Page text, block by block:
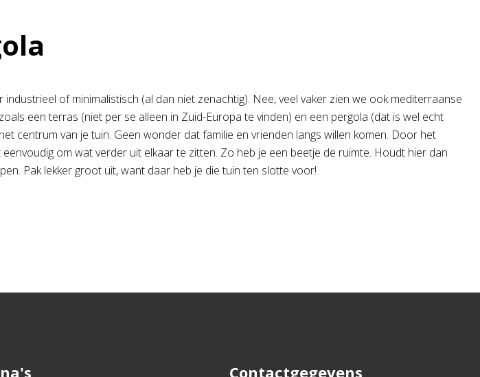
of minimalistisch (al dan niet zenachtig). Nee, veel vaker zien we ook mediterraanse
een terras (niet per se alleen in Zuid-Europa te vinden) en een pergola (dat is wel echt
centrum van je tuin. Geen wonder dat familie en vrienden langs willen komen. Door het
om wat verder uit elkaar te zitten. Zo heb je een beetje de ruimte. Houdt hier dan
Pak lekker groot uit, want daar heb je die tuin ten slotte voor!
Contactgegevens